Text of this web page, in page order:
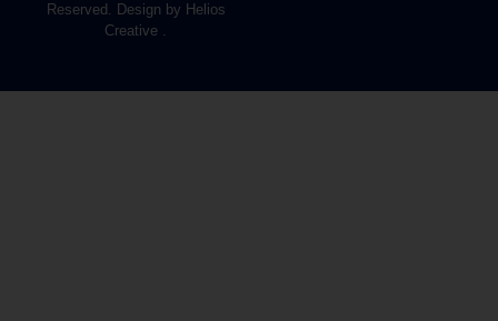
Reserved. Design by Helios
Creative .